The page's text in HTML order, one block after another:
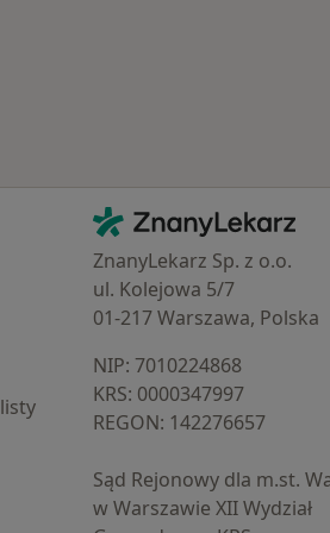
Kontakt
ZnanyLekarz - Strona główna
ZnanyLekarz Sp. z o.o.
ul. Kolejowa 5/7
01-217 Warszawa, Polska
NIP: ⁠7010224868
KRS: ⁠0000347997
REGON: ⁠142276657
Sąd Rejonowy dla m.st.
w Warszawie XII Wydział